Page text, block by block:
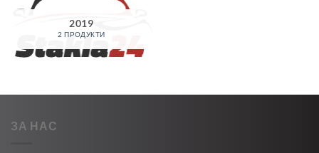
2019
2 ПРОДУКТИ
ЗА НАС